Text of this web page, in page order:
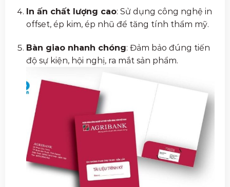
In ấn chất lượng cao: Sử dụng công nghệ in
offset, ép kim, ép nhũ để tăng tính thẩm mỹ.
Bàn giao nhanh chóng: Đảm bảo đúng tiến
độ sự kiện, hội nghị, ra mắt sản phẩm.